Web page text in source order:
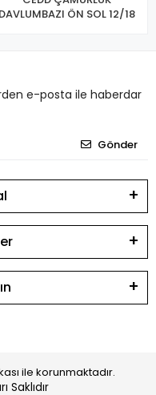
DAVLUMBAZI ÖN SOL 12/18
e-posta ile haberdar
Gönder
ile korunmaktadır.
Saklıdır